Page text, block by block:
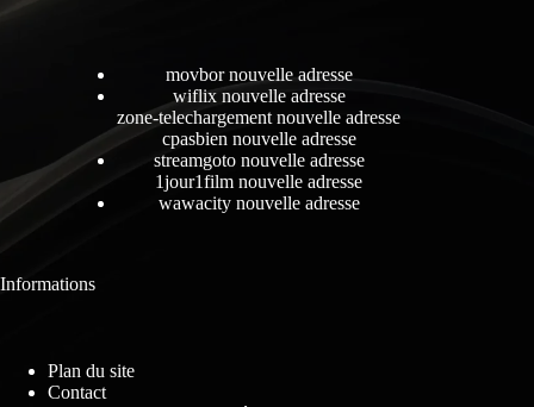
movbor nouvelle adresse
wiflix nouvelle adresse
zone-telechargement nouvelle adresse
cpasbien nouvelle adresse
streamgoto nouvelle adresse
1jour1film nouvelle adresse
wawacity nouvelle adresse
Informations
Plan du site
Contact